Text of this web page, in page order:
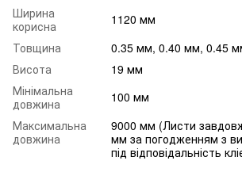
Ширина
корисна
1120 мм
Товщина
0.35 мм, 0.40 мм, 0.45
Висота
19 мм
Мінімальна
довжина
100 мм
Максимальна
довжина
9000 мм (Листи
мм за погодженням з
під відповідальність